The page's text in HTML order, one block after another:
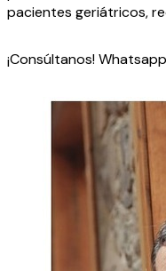
pacientes geriátricos,
¡Consúltanos!